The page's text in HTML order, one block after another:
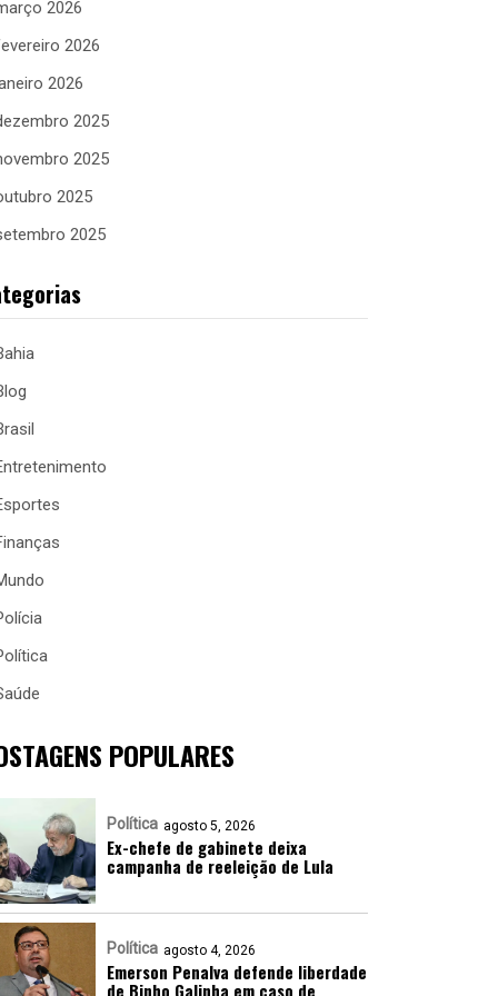
2026
2026
2026
2025
2025
2025
2025
POPULARES
Política agosto 5, 2026
Ex-chefe de gabinete deixa
campanha de reeleição de Lula
Política agosto 4, 2026
Emerson Penalva defende liberdade
de Binho Galinha em caso de